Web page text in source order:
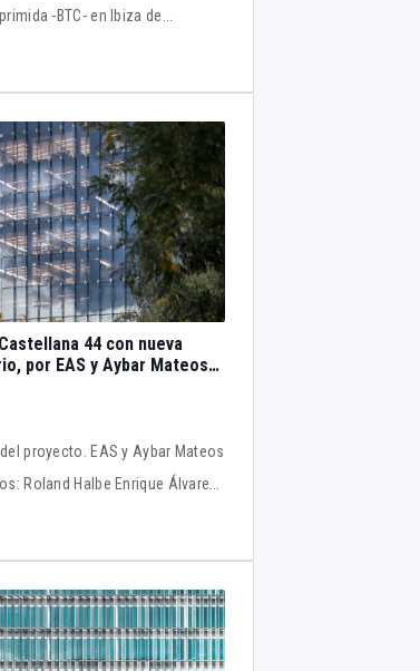
-BTC- en Ibiza de
44 con nueva
por EAS y Aybar Mateos
EAS y Aybar Mateos
Roland Halbe Enrique Álvarez-